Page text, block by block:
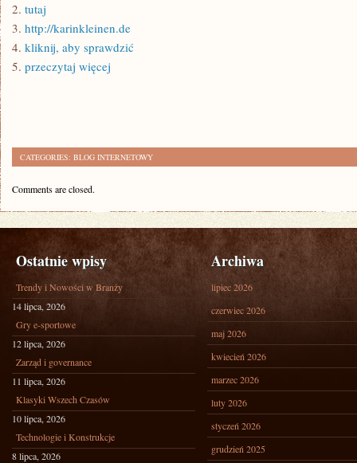
2. tutaj
3. http://karinkleinen.de
4. kliknij, aby sprawdzić
5. przeczytaj więcej
CATEGORIES: BLOG INTERNETOWY
Comments are closed.
Ostatnie wpisy
Trendy i Nowości w Branży
14 lipca, 2026
Gry e-sportowe
12 lipca, 2026
Zarząd i governance
11 lipca, 2026
Klasyki Wszech Czasów
10 lipca, 2026
Technologie i Konstrukcje
8 lipca, 2026
Archiwa
lipiec 2026
czerwiec 2026
maj 2026
kwiecień 2026
marzec 2026
luty 2026
styczeń 2026
grudzień 2025